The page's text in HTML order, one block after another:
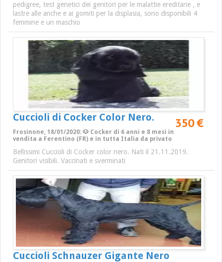
pedigree, test genetici dei genitori per le malattie ereditarie , e
lastre alle anche e ai gomiti per la displasia, sono disponibili 4
femmine e un maschio
Cuccioli di Cocker Color Nero. 350 €
Frosinone, 18/01/2020: 🐶 Cocker di 6 anni e 8 mesi in
vendita a Ferentino (FR) e in tutta Italia da privato
Bellissimi Cuccioli di Cocker color nero. Nati il 21.11.2019.
Genitori visibili. Vaccinati e sverminati
Cuccioli Schnauzer Gigante Nero